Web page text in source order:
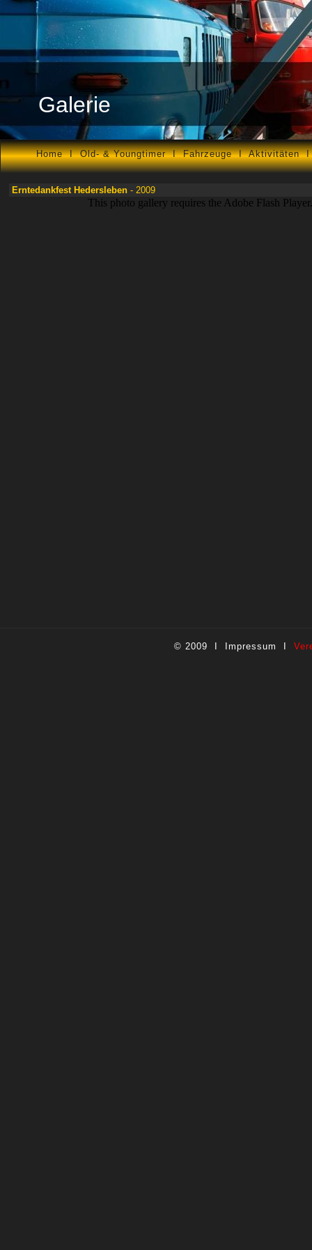
Galerie
HomeIOld- & YoungtimerIFahrzeugeIAktivitäten
Erntedankfest Hedersleben - 2009
© 2009 I Impressum